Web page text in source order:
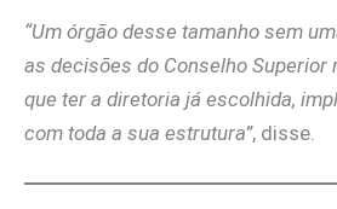
“Um órgão desse tamanho sem
as decisões do Conselho Superior
que ter a diretoria já escolhida,
com toda a sua estrutura”, disse.